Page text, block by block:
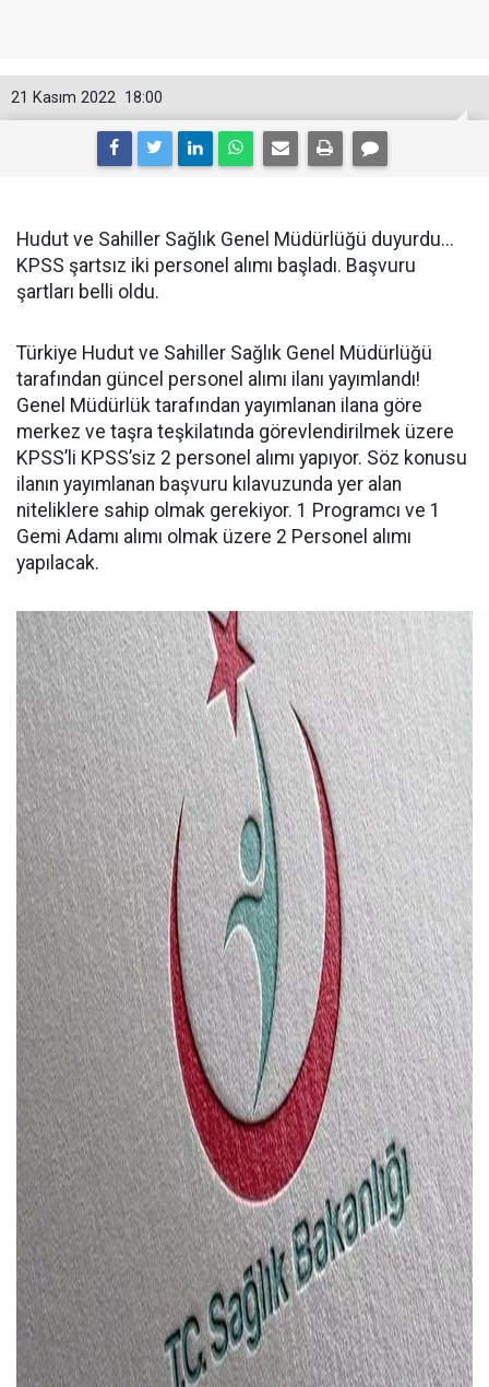
18:00
21 Kasım 2022
Hudut ve Sahiller Sağlık Genel Müdürlüğü duyurdu...
KPSS şartsız iki personel alımı başladı. Başvuru
şartları belli oldu.
Türkiye Hudut ve Sahiller Sağlık Genel Müdürlüğü
tarafından güncel personel alımı ilanı yayımlandı!
Genel Müdürlük tarafından yayımlanan ilana göre
merkez ve taşra teşkilatında görevlendirilmek üzere
KPSS’li KPSS’siz 2 personel alımı yapıyor. Söz konusu
ilanın yayımlanan başvuru kılavuzunda yer alan
niteliklere sahip olmak gerekiyor. 1 Programcı ve 1
Gemi Adamı alımı olmak üzere 2 Personel alımı
yapılacak.